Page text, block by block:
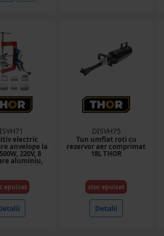
electric
anvelope la
220V, 8
aluminiu,
reglabila 0-
epuizat
DISVH75
Tun umflat roti cu
rezervor aer comprimat
18L THOR
stoc epuizat
Detalii